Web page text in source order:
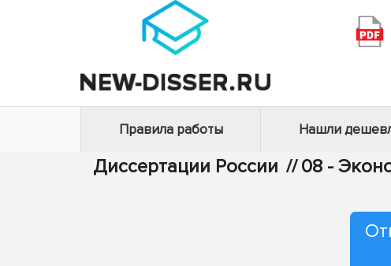
Правила работы Нашли
Диссертации России // 08 -